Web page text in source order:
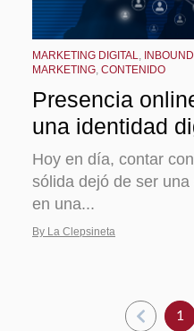
MARKETING DIGITAL, INBOUND
MARKETING, CONTENIDO
Presencia
una identidad
Hoy en día, contar
sólida dejó de ser
en una...
By La Clepsineta
1